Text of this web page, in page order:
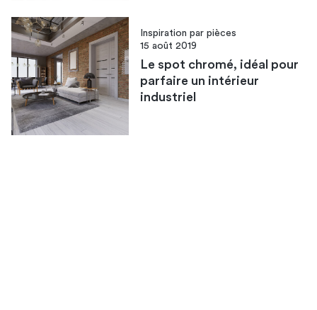
Inspiration par pièces
15 août 2019
Le spot chromé, idéal pour
parfaire un intérieur
industriel